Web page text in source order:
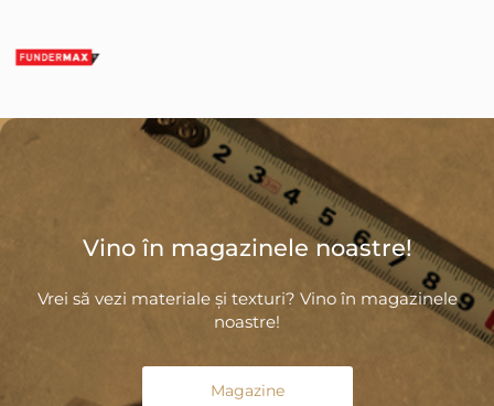
Vino în magazinele noastre!
Vrei să vezi materiale și texturi? Vino în magazinele
noastre!
Magazine